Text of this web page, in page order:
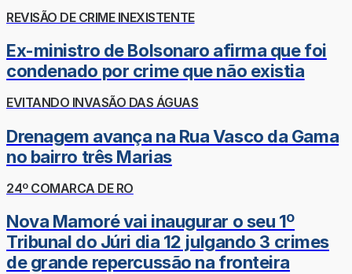
REVISÃO DE CRIME INEXISTENTE
Ex-ministro de Bolsonaro afirma que foi
condenado por crime que não existia
EVITANDO INVASÃO DAS ÁGUAS
Drenagem avança na Rua Vasco da Gama
no bairro três Marias
24º COMARCA DE RO
Nova Mamoré vai inaugurar o seu 1º
Tribunal do Júri dia 12 julgando 3 crimes
de grande repercussão na fronteira